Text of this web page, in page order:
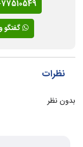
77510549
گفتگو
نظرات
بدون نظر